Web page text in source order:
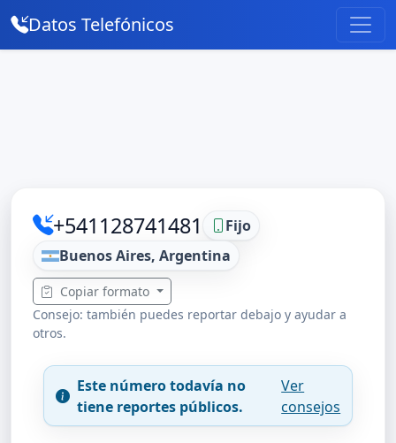
Datos Telefónicos
+541128741481
Fijo
Buenos Aires, Argentina
Copiar formato
Consejo: también puedes reportar debajo y ayudar a
otros.
Este número todavía no
tiene reportes públicos.
Ver
consejos